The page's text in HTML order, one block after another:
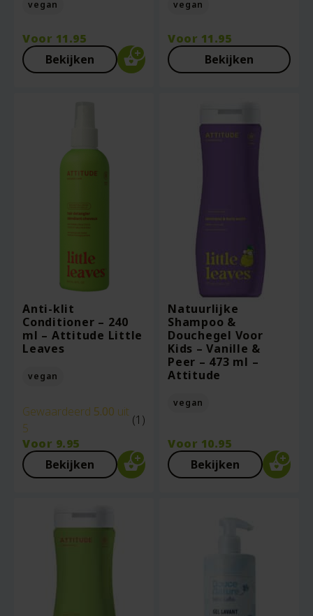
vegan
Voor 11.95
Bekijken
vegan
Voor 11.95
Bekijken
Anti-klit
Conditioner – 240
ml – Attitude Little
Leaves
vegan
Gewaardeerd 5.00 uit
5
(1)
Voor 9.95
Bekijken
Natuurlijke
Shampoo &
Douchegel Voor
Kids – Vanille &
Peer – 473 ml –
Attitude
vegan
Voor 10.95
Bekijken